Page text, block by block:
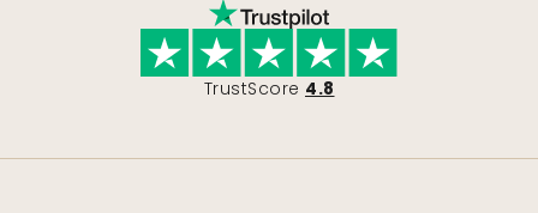
TrustScore 4.8